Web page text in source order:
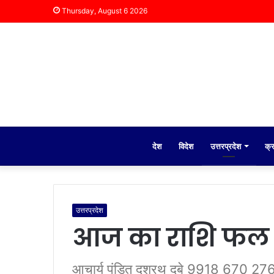
Thursday, August 6 2026
देश विदेश उत्तरप्रदेश
उत्तरप्रदेश
आज का राशि फल
आचार्य पंडित दशरथ दुबे 9918 670 276